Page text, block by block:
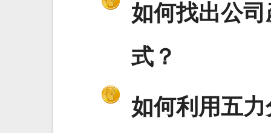
如何找出公
式？
如何利用五